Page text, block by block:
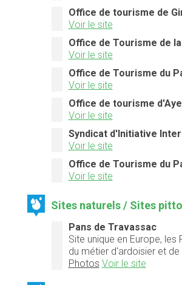
Office de tourisme de
Voir le site
Office de Tourisme de
Voir le site
Office de Tourisme du
Voir le site
Office de tourisme
Voir le site
Syndicat d'Initiative
Voir le site
Office de Tourisme du
Voir le site
Sites naturels / Sites
Pans de Travassac
Site unique en Europe,
du métier d'ardoisier et de
Photos Voir le site